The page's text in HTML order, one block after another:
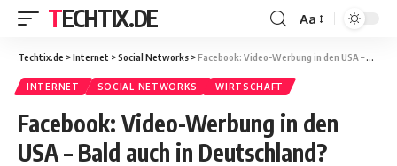
TECHTIX.DE Aa
Techtix.de >Internet >Social Networks >Facebook: Video-Werbung in den USA – Bald auch in Deutschland?
INTERNET SOCIAL NETWORKS WIRTSCHAFT
Facebook: Video-Werbung in den
USA – Bald auch in Deutschland?